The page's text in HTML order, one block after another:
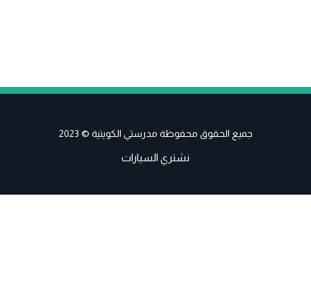
جميع الحقوق محفوظة مدرستي الكويتية © 2023
نشتري السيارات